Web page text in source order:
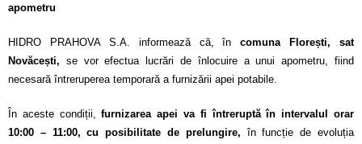
apometru
HIDRO PRAHOVA S.A. informează că, încomuna Florești, sat
Novăcești, se vor efectua lucrări de înlocuire a unui apometru, fiind
necesară întreruperea temporară a furnizării apei potabile.
În aceste condiții,furnizarea apei va fi întreruptă în intervalul orar
10:00 – 11:00, cu posibilitate de prelungire, în funcție de evoluția